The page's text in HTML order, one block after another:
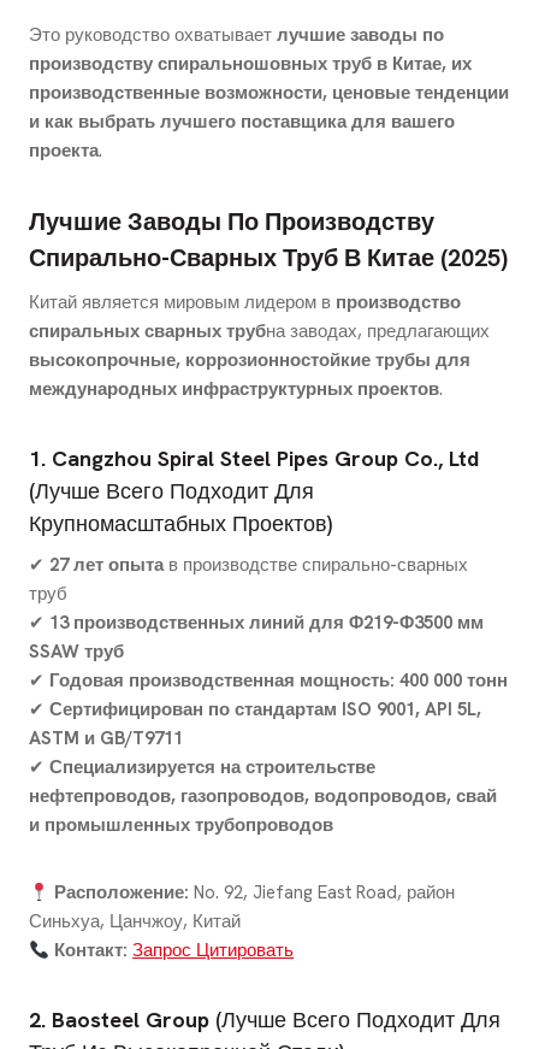
Это руководство охватывает лучшие заводы по
производству спиральношовных труб в Китае, их
производственные возможности, ценовые тенденции
и как выбрать лучшего поставщика для вашего
проекта.
Лучшие Заводы По Производству
Спирально-Сварных Труб В Китае (2025)
Китай является мировым лидером в производство
спиральных сварных трубна заводах, предлагающих
высокопрочные, коррозионностойкие трубы для
международных инфраструктурных проектов.
1. Cangzhou Spiral Steel Pipes Group Co., Ltd
(Лучше Всего Подходит Для
Крупномасштабных Проектов)
✔ 27 лет опытав производстве спирально-сварных
труб
✔ 13 производственных линий для Φ219-Φ3500 мм
SSAW труб
✔ Годовая производственная мощность: 400 000 тонн
✔ Сертифицирован по стандартам ISO 9001, API 5L,
ASTM и GB/T9711
✔ Специализируется на строительстве
нефтепроводов, газопроводов, водопроводов, свай
и промышленных трубопроводов
Расположение: No. 92, Jiefang East Road, район
Синьхуа, Цанчжоу, Китай
Контакт: Запрос Цитировать
2. Baosteel Group (Лучше Всего Подходит Для